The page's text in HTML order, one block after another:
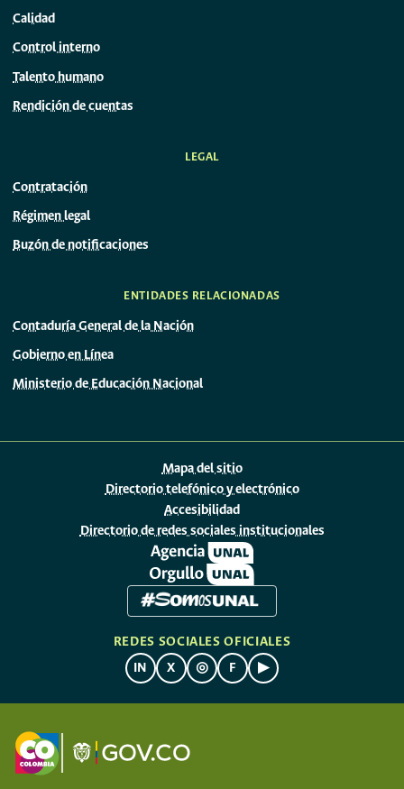
Calidad
Control interno
Talento humano
Rendición de cuentas
LEGAL
Contratación
Régimen legal
Buzón de notificaciones
ENTIDADES RELACIONADAS
Contaduría General de la Nación
Gobierno en Línea
Ministerio de Educación Nacional
Mapa del sitio
Directorio telefónico y electrónico
Accesibilidad
Directorio de redes sociales institucionales
REDES SOCIALES OFICIALES
IN
X ◎ F ▶